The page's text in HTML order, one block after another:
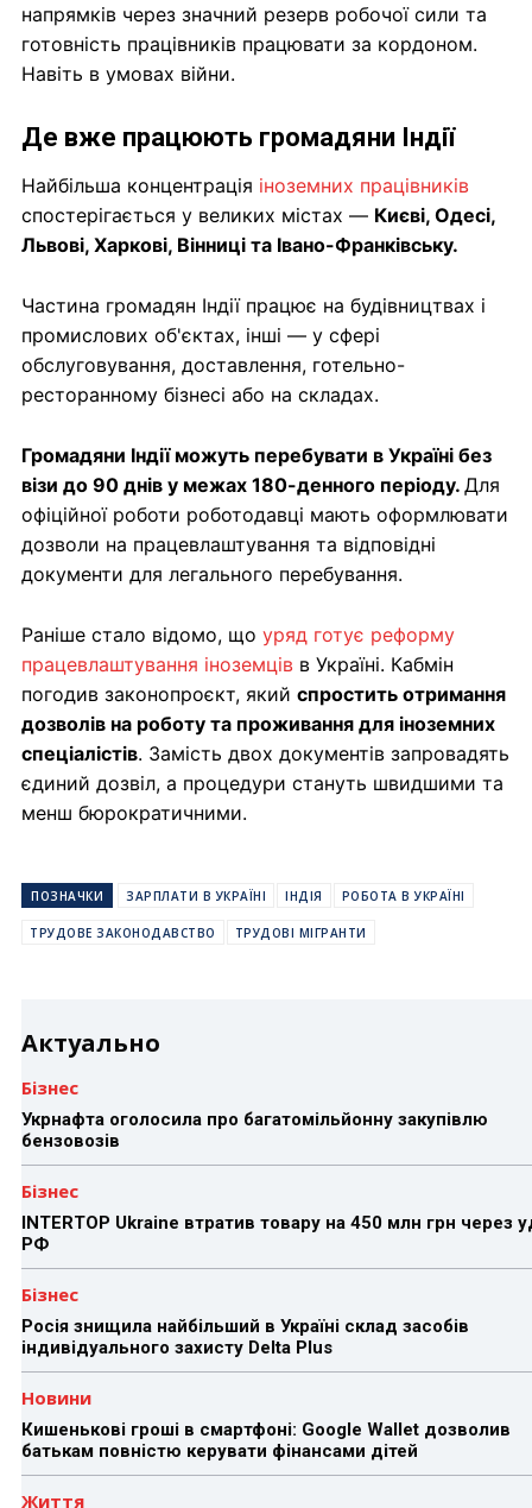
напрямків через значний резерв робочої сили та
готовність працівників працювати за кордоном.
Навіть в умовах війни.
Де вже працюють громадяни Індії
Найбільша концентрація іноземних працівників
спостерігається у великих містах — Києві, Одесі,
Львові, Харкові, Вінниці та Івано-Франківську.
Частина громадян Індії працює на будівництвах і
промислових об'єктах, інші — у сфері
обслуговування, доставлення, готельно-
ресторанному бізнесі або на складах.
Громадяни Індії можуть перебувати в Україні без
візи до 90 днів у межах 180-денного періоду. Для
офіційної роботи роботодавці мають оформлювати
дозволи на працевлаштування та відповідні
документи для легального перебування.
Раніше стало відомо, що уряд готує реформу
працевлаштування іноземців в Україні. Кабмін
погодив законопроєкт, який спростить отримання
дозволів на роботу та проживання для іноземних
спеціалістів. Замість двох документів запровадять
єдиний дозвіл, а процедури стануть швидшими та
менш бюрократичними.
ПОЗНАЧКИ ЗАРПЛАТИ В УКРАЇНІ ІНДІЯ РОБОТА В УКРАЇНІ
ТРУДОВЕ ЗАКОНОДАВСТВО ТРУДОВІ МІГРАНТИ
Актуально
Бізнес
Укрнафта оголосила про багатомільйонну закупівлю
бензовозів
Бізнес
INTERTOP Ukraine втратив товару на 450 млн грн через
РФ
Бізнес
Росія знищила найбільший в Україні склад засобів
індивідуального захисту Delta Plus
Новини
Кишенькові гроші в смартфоні: Google Wallet дозволив
батькам повністю керувати фінансами дітей
Життя